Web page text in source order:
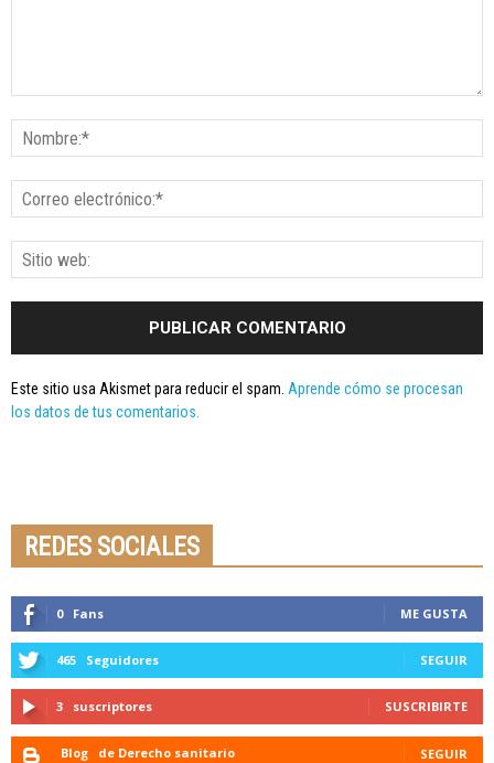
Este sitio usa Akismet para reducir el spam. Aprende cómo se procesan
los datos de tus comentarios.
REDES SOCIALES
0 Fans ME GUSTA
465 Seguidores SEGUIR
3 suscriptores SUSCRIBIRTE
Blog de Derecho sanitario SEGUIR